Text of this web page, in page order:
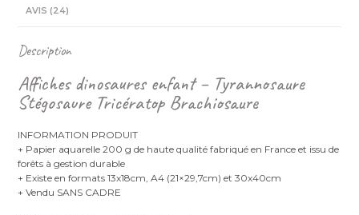
AVIS (24)
Description
Affiches dinosaures enfant – Tyrannosaure
Stégosaure Tricératop Brachiosaure
INFORMATION PRODUIT
+ Papier aquarelle 200 g de haute qualité fabriqué en France et issu de
forêts à gestion durable
+ Existe en formats 13x18cm, A4 (21×29,7cm) et 30x40cm
+ Vendu SANS CADRE